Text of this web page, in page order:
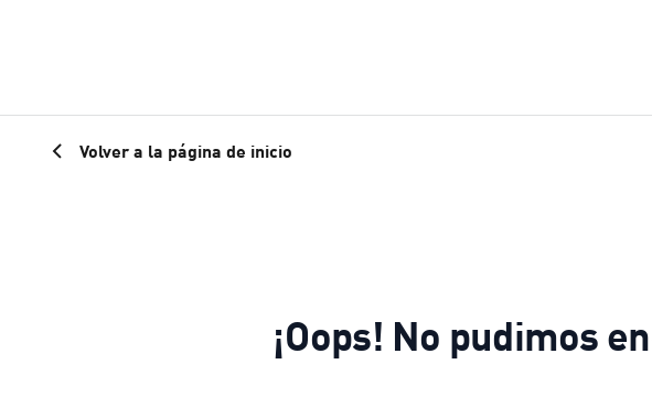
Volver a la página de inicio
¡Oops! No pudimos